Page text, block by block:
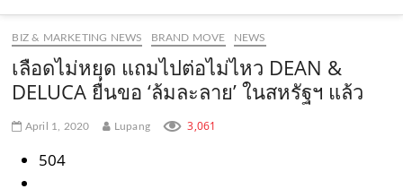
o
o
k
b
e
.
m
e
g
r
a
k
.
c
BIZ & MARKETING NEWS BRAND MOVE NEWS
เลือดไม่หยุด แถมไปต่อไม่ไหว DEAN &
DELUCA ยื่นขอ ‘ล้มละลาย’ ในสหรัฐฯ แล้ว
April 1, 2020 Lupang 3,061
504